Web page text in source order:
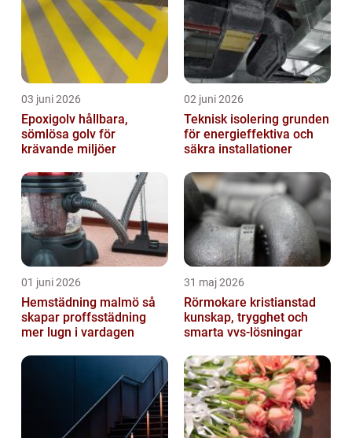
03 juni 2026
Epoxigolv hållbara,
sömlösa golv för
krävande miljöer
02 juni 2026
Teknisk isolering grunden
för energieffektiva och
säkra installationer
01 juni 2026
Hemstädning malmö så
skapar proffsstädning
mer lugn i vardagen
31 maj 2026
Rörmokare kristianstad
kunskap, trygghet och
smarta vvs-lösningar